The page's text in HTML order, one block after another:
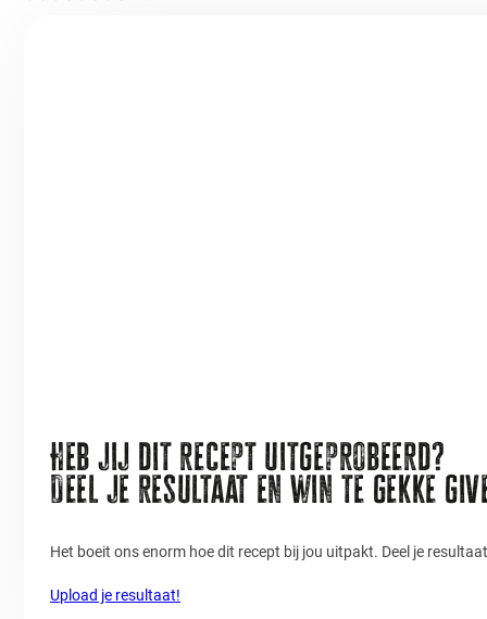
Heb jij dit recept uitgeprobeerd?
Deel je resultaat en win te gekke
Het boeit ons enorm hoe dit recept bij jou uitpakt. Deel je
Upload je resultaat!